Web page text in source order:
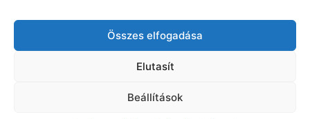
Összes elfogadása
Elutasít
Beállítások